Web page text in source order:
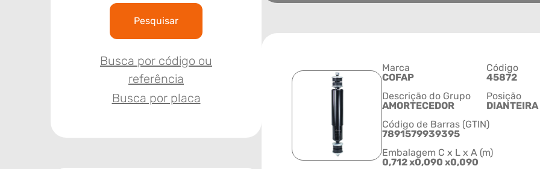
Pesquisar
Busca por código ou
referência
Busca por placa
Marca
COFAP
Código
45872
Descrição do Grupo
AMORTECEDOR
Posição
DIANTEIRA
Código de Barras (GTIN)
7891579939395
Embalagem C x L x A (m)
0,712 x0,090 x0,090